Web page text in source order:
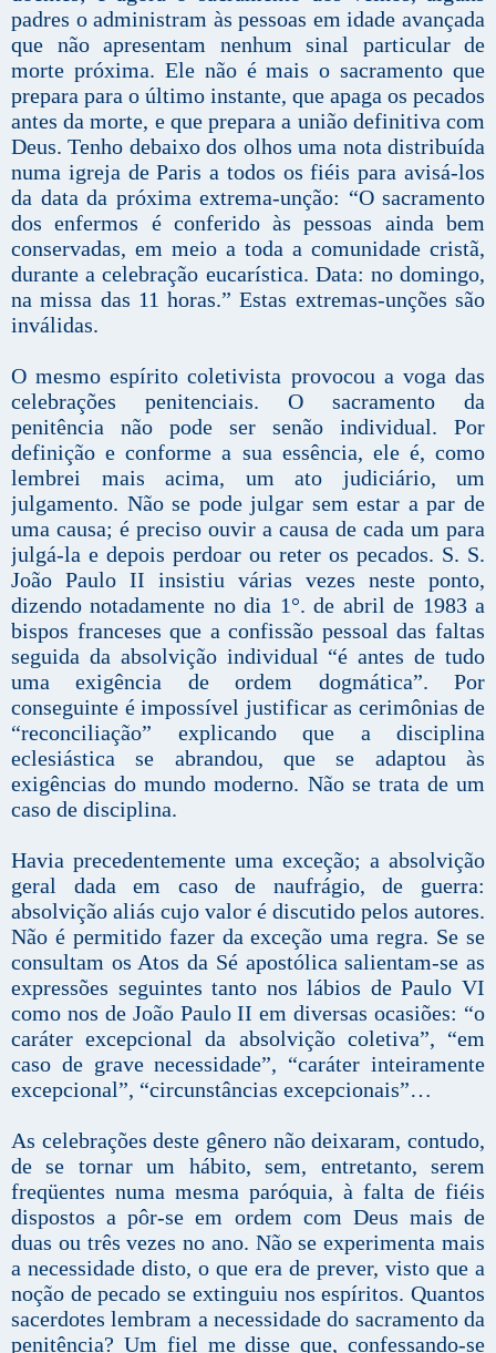
padres o administram às pessoas em idade avançada
que não apresentam nenhum sinal particular de
morte próxima. Ele não é mais o sacramento que
prepara para o último instante, que apaga os pecados
antes da morte, e que prepara a união definitiva com
Deus. Tenho debaixo dos olhos uma nota distribuída
numa igreja de Paris a todos os fiéis para avisá-los
da data da próxima extrema-unção: “O sacramento
dos enfermos é conferido às pessoas ainda bem
conservadas, em meio a toda a comunidade cristã,
durante a celebração eucarística. Data: no domingo,
na missa das 11 horas.” Estas extremas-unções são
inválidas.
O mesmo espírito coletivista provocou a voga das
celebrações penitenciais. O sacramento da
penitência não pode ser senão individual. Por
definição e conforme a sua essência, ele é, como
lembrei mais acima, um ato judiciário, um
julgamento. Não se pode julgar sem estar a par de
uma causa; é preciso ouvir a causa de cada um para
julgá-la e depois perdoar ou reter os pecados. S. S.
João Paulo II insistiu várias vezes neste ponto,
dizendo notadamente no dia 1°. de abril de 1983 a
bispos franceses que a confissão pessoal das faltas
seguida da absolvição individual “é antes de tudo
uma exigência de ordem dogmática”. Por
conseguinte é impossível justificar as cerimônias de
“reconciliação” explicando que a disciplina
eclesiástica se abrandou, que se adaptou às
exigências do mundo moderno. Não se trata de um
caso de disciplina.
Havia precedentemente uma exceção; a absolvição
geral dada em caso de naufrágio, de guerra:
absolvição aliás cujo valor é discutido pelos autores.
Não é permitido fazer da exceção uma regra. Se se
consultam os Atos da Sé apostólica salientam-se as
expressões seguintes tanto nos lábios de Paulo VI
como nos de João Paulo II em diversas ocasiões: “o
caráter excepcional da absolvição coletiva”, “em
caso de grave necessidade”, “caráter inteiramente
excepcional”, “circunstâncias excepcionais”…
As celebrações deste gênero não deixaram, contudo,
de se tornar um hábito, sem, entretanto, serem
freqüentes numa mesma paróquia, à falta de fiéis
dispostos a pôr-se em ordem com Deus mais de
duas ou três vezes no ano. Não se experimenta mais
a necessidade disto, o que era de prever, visto que a
noção de pecado se extinguiu nos espíritos. Quantos
sacerdotes lembram a necessidade do sacramento da
penitência? Um fiel me disse que, confessando-se